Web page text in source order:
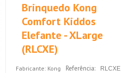
Brinquedo Kong
Comfort Kiddos
Elefante - XLarge
(RLCXE)
Fabricante: Kong Referência: RLCXE